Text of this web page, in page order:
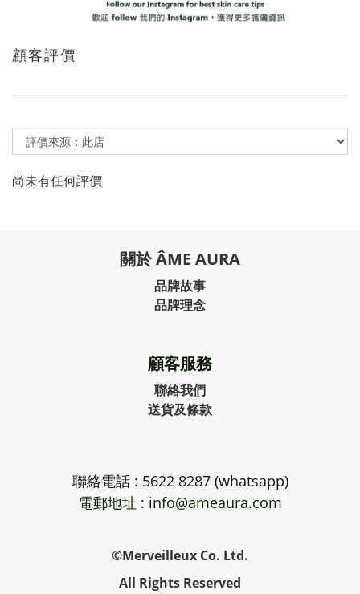
顧客評價
尚未有任何評價
關於 ÂME AURA
品牌故事
品牌理念
顧客服務
聯絡我們
送貨及條款
聯絡電話 : 5622 8287 (whatsapp)
電郵地址 : info@ameaura.com
©Merveilleux Co. Ltd.
All Rights Reserved